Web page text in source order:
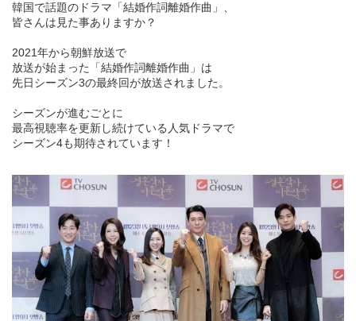
韓国で話題のドラマ「結婚作詞離婚作曲」、
皆さんは見た事ありますか？
2021年から朝鮮放送で
放送が始まった「結婚作詞離婚作曲」は
先日シーズン3の最終回が放送されました。
シーズンが進むごとに
最高視聴率を更新し続けている人気ドラマで
シーズン4も期待されています！